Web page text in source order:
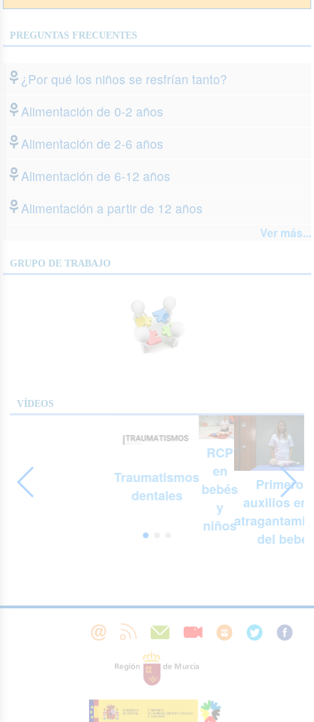
PREGUNTAS FRECUENTES
¿Por qué los niños se resfrían tanto?
Alimentación de 0-2 años
Alimentación de 2-6 años
Alimentación de 6-12 años
Alimentación a partir de 12 años
Ver más...
GRUPO DE TRABAJO
VÍDEOS
Traumatismos
dentales
RCP
en
bebés
y
niños
Primeros
auxilios en
del bebé